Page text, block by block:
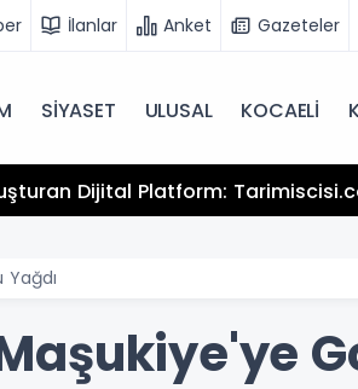
İlanlar Anket Gazeteler
SİYASET ULUSAL KOCAELİ
Dijital Platform: